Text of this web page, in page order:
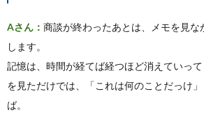
Aさん： 商談が終わったあとは、メモを見な
します。
記憶は、時間が経てば経つほど消えていっ
を見ただけでは、「これは何のことだっけ
ば。